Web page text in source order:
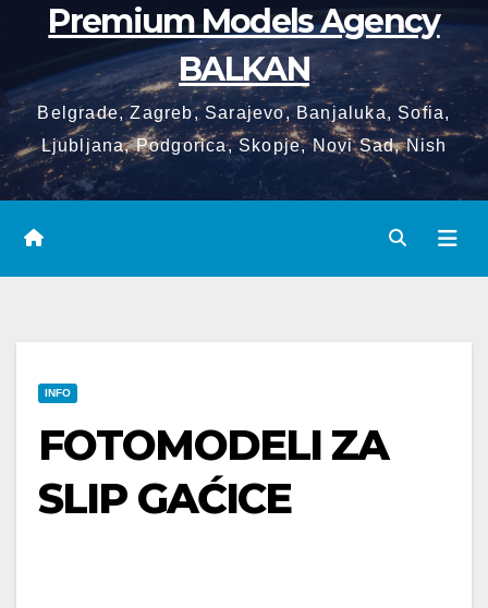
Premium Models Agency
BALKAN
Belgrade, Zagreb, Sarajevo, Banjaluka, Sofia,
Ljubljana, Podgorica, Skopje, Novi Sad, Nish
INFO
FOTOMODELI ZA
SLIP GAĆICE